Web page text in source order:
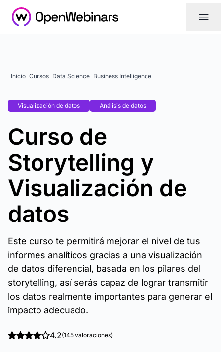
|||
Inicio Cursos Data Science Business Intelligence
Visualización de datos Análisis de datos
Curso de
Storytelling y
Visualización de
datos
Este curso te permitirá mejorar el nivel de tus
informes analíticos gracias a una visualización
de datos diferencial, basada en los pilares del
storytelling, así serás capaz de lograr transmitir
los datos realmente importantes para generar el
impacto adecuado.
4.2(145 valoraciones)